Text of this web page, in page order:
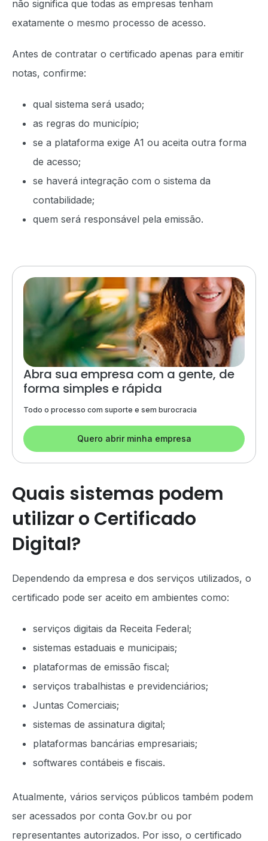
não significa que todas as empresas tenham
exatamente o mesmo processo de acesso.
Antes de contratar o certificado apenas para emitir
notas, confirme:
qual sistema será usado;
as regras do município;
se a plataforma exige A1 ou aceita outra forma
de acesso;
se haverá integração com o sistema da
contabilidade;
quem será responsável pela emissão.
Abra sua empresa com a gente, de
forma simples e rápida
Todo o processo com suporte e sem burocracia
Quero abrir minha empresa
Quais sistemas podem
utilizar o Certificado
Digital?
Dependendo da empresa e dos serviços utilizados, o
certificado pode ser aceito em ambientes como:
serviços digitais da Receita Federal;
sistemas estaduais e municipais;
plataformas de emissão fiscal;
serviços trabalhistas e previdenciários;
Juntas Comerciais;
sistemas de assinatura digital;
plataformas bancárias empresariais;
softwares contábeis e fiscais.
Atualmente, vários serviços públicos também podem
ser acessados por conta Gov.br ou por
representantes autorizados. Por isso, o certificado